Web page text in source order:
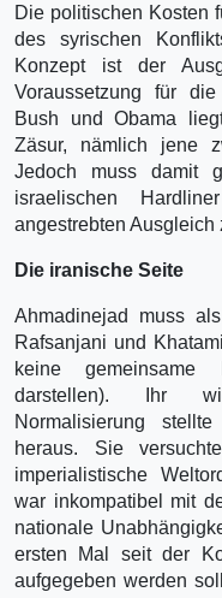
Die politischen Kosten
des syrischen
Konzept ist der
Voraussetzung für die
Bush und Obama
Zäsur, nämlich jene
Jedoch muss damit
israelischen
angestrebten Ausgleich
Die iranische Seite
Ahmadinejad muss
Rafsanjani und
keine
darstellen). Ihr
Normalisierung
heraus. Sie
imperialistische
war inkompatibel mit
nationale
ersten Mal seit der
aufgegeben werden